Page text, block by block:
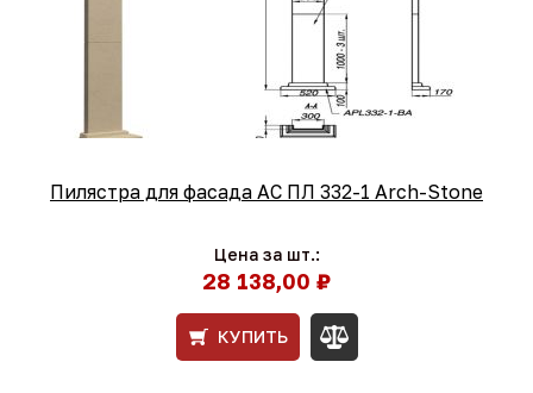
Пилястра для фасада АС ПЛ 332-1 Arch-Stone
Цена за шт.:
28 138,00 ₽
КУПИТЬ